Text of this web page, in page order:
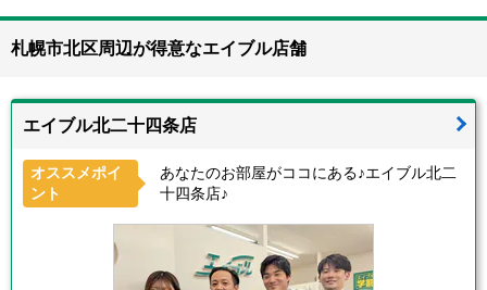
札幌市北区周辺が得意なエイブル店舗
エイブル北二十四条店
オススメポイ
ント
あなたのお部屋がココにある♪エイブル北二
十四条店♪